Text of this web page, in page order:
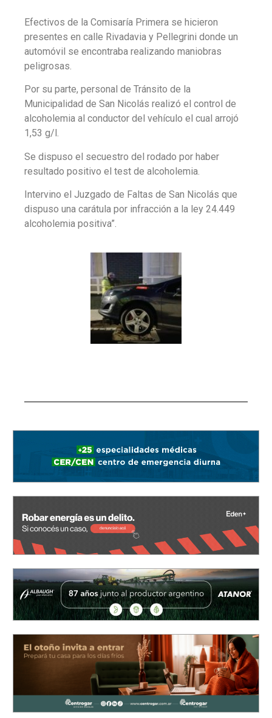
Efectivos de la Comisaría Primera se hicieron
presentes en calle Rivadavia y Pellegrini donde un
automóvil se encontraba realizando maniobras
peligrosas.
Por su parte, personal de Tránsito de la
Municipalidad de San Nicolás realizó el control de
alcoholemia al conductor del vehículo el cual arrojó
1,53 g/l.
Se dispuso el secuestro del rodado por haber
resultado positivo el test de alcoholemia.
Intervino el Juzgado de Faltas de San Nicolás que
dispuso una carátula por infracción a la ley 24.449
alcoholemia positiva”.